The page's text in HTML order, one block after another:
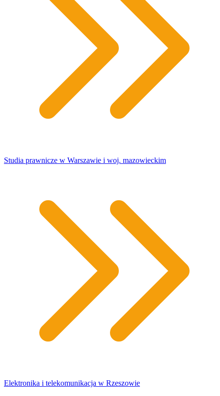
Studia prawnicze w Warszawie i woj. mazowieckim
Elektronika i telekomunikacja w Rzeszowie